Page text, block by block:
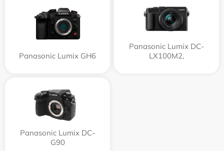
Panasonic Lumix GH6
Panasonic Lumix DC-
LX100M2,
Panasonic Lumix DC-
G90